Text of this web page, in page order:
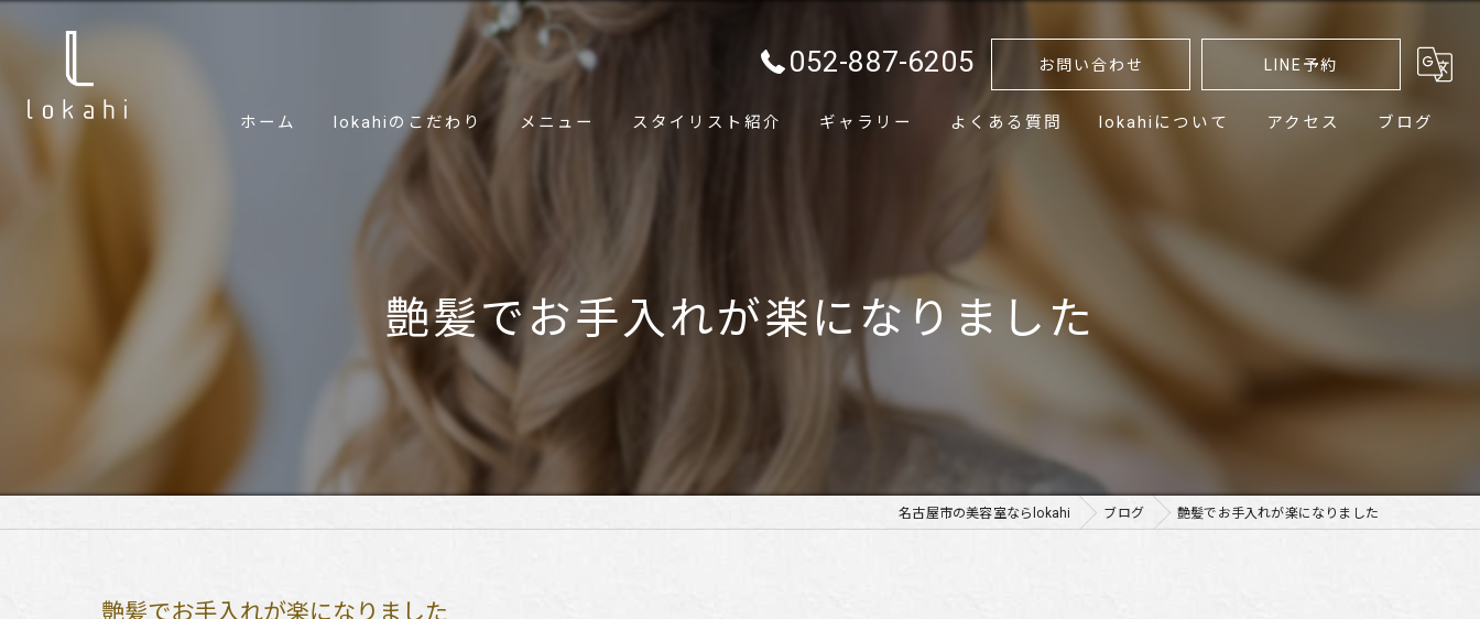
052-887-6205 お問い合わせ LINE予約
ホーム lokahiのこだわり メニュー スタイリスト紹介 ギャラリー よくある質問 lokahiについて アクセス ブログ
艶髪でお手入れが楽になりました
名古屋市の美容室ならlokahi ブログ 艶髪でお手入れが楽になりました
艶髪でお手入れが楽になりました